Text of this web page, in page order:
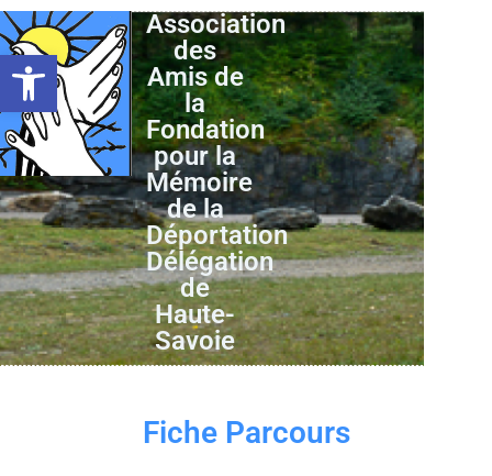
Ouvrir la barre d’outils
Association
des
Amis de
la
Fondation
pour la
Mémoire
de la
Déportation
Délégation
de
Haute-
Savoie
Fiche Parcours